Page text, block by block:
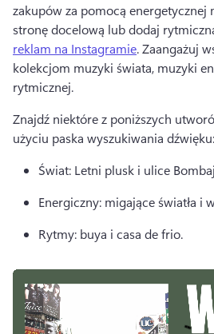
zakupów za pomocą energetycznej
stronę docelową lub dodaj
reklam na Instagramie. Zaangażuj
kolekcjom muzyki świata, muzyki
rytmicznej.
Znajdź niektóre z poniższych
użyciu paska wyszukiwania dźwięku:
Świat: Letni plusk i ulice
Energiczny: migające światła i
Rytmy: buya i casa de frio.